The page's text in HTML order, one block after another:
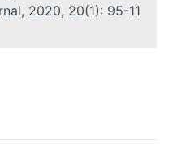
2020, 20(1): 95-11